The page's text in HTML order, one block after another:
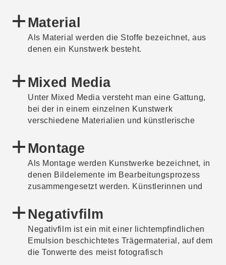
natürlichen chemischen Verbindungen
bestehen.
Material
Als Material werden die Stoffe bezeichnet, aus
denen ein Kunstwerk besteht.
Mixed Media
Unter Mixed Media versteht man eine Gattung,
bei der in einem einzelnen Kunstwerk
verschiedene Materialien und künstlerische
können Farbe, Collage-Elemente, Fotografien,
Textilien oder gefundene Objekte in einem Werk
vereint werden. Hierdurch entstehen neue
visuelle Texturen, Bedeutungsebenen und
konzeptuelle Verbindungen, die durch eine
Montage
Als Montage werden Kunstwerke bezeichnet, in
denen Bildelemente im Bearbeitungsprozess
zusammengesetzt werden. Künstlerinnen und
oder digital mithilfe von
Bildbearbeitungsprogrammen montieren.
Von den zusammengesetzten Bildelementen
wird im Anschluss meist ein Abzug oder Druck
angefertigt. Ein Kunstwerk, das durch das
Negativfilm
Negativfilm ist ein mit einer lichtempfindlichen
Emulsion beschichtetes Trägermaterial, auf dem
die Tonwerte des meist fotografisch